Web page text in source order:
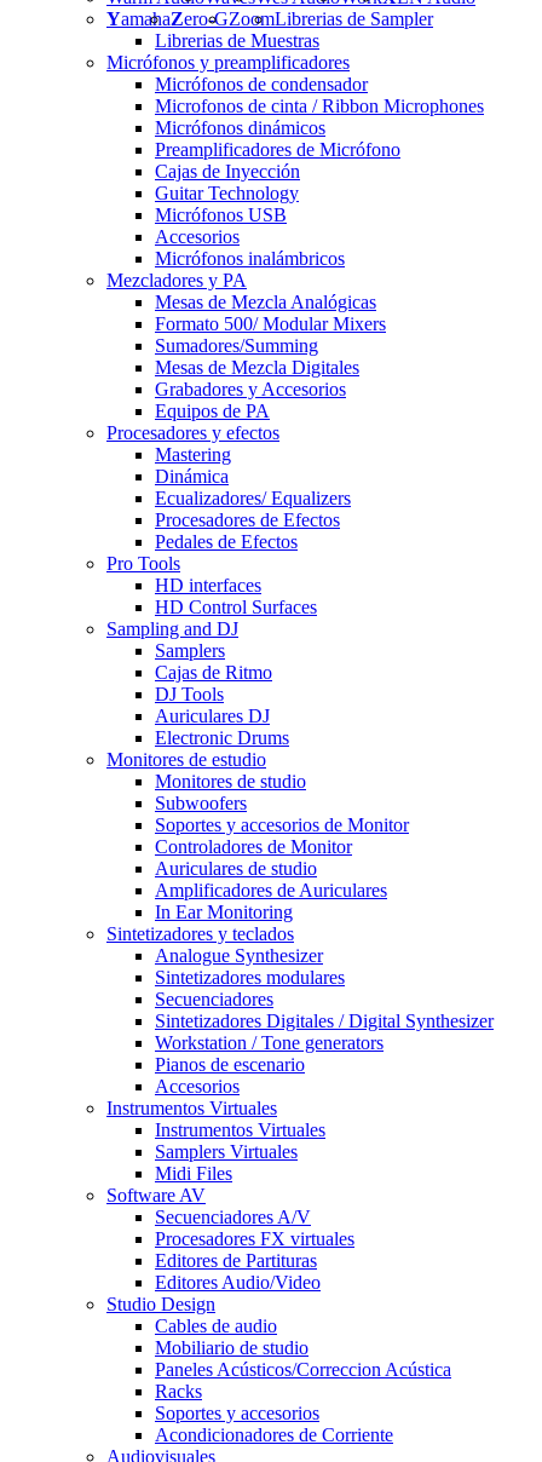
YamahaZero-GZoomLibrerias de Sampler
Librerias de Muestras
Micrófonos y preamplificadores
Micrófonos de condensador
Microfonos de cinta / Ribbon Microphones
Micrófonos dinámicos
Preamplificadores de Micrófono
Cajas de Inyección
Guitar Technology
Micrófonos USB
Accesorios
Micrófonos inalámbricos
Mezcladores y PA
Mesas de Mezcla Analógicas
Formato 500/ Modular Mixers
Sumadores/Summing
Mesas de Mezcla Digitales
Grabadores y Accesorios
Equipos de PA
Procesadores y efectos
Mastering
Dinámica
Ecualizadores/ Equalizers
Procesadores de Efectos
Pedales de Efectos
Pro Tools
HD interfaces
HD Control Surfaces
Sampling and DJ
Samplers
Cajas de Ritmo
DJ Tools
Auriculares DJ
Electronic Drums
Monitores de estudio
Monitores de studio
Subwoofers
Soportes y accesorios de Monitor
Controladores de Monitor
Auriculares de studio
Amplificadores de Auriculares
In Ear Monitoring
Sintetizadores y teclados
Analogue Synthesizer
Sintetizadores modulares
Secuenciadores
Sintetizadores Digitales / Digital Synthesizer
Workstation / Tone generators
Pianos de escenario
Accesorios
Instrumentos Virtuales
Instrumentos Virtuales
Samplers Virtuales
Midi Files
Software AV
Secuenciadores A/V
Procesadores FX virtuales
Editores de Partituras
Editores Audio/Video
Studio Design
Cables de audio
Mobiliario de studio
Paneles Acústicos/Correccion Acústica
Racks
Soportes y accesorios
Acondicionadores de Corriente
Audiovisuales